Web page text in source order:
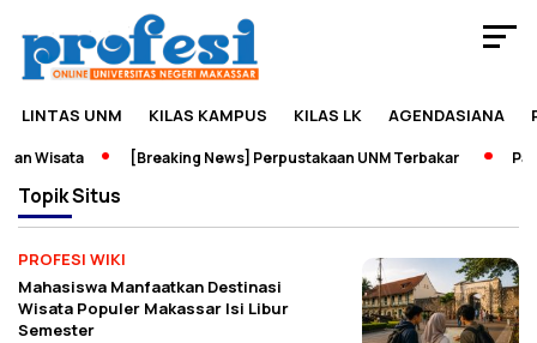
LINTAS UNM KILAS KAMPUS KILAS LK AGENDASIANA
Wisata [Breaking News] Perpustakaan UNM Terbakar
TopikSitus
PROFESI WIKI
Mahasiswa Manfaatkan Destinasi
Wisata Populer Makassar Isi Libur
Semester